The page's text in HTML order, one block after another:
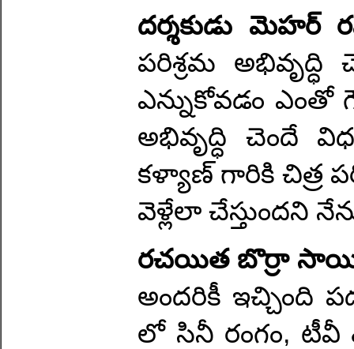
దర్శకుడు మెహర్
పరిశ్రమ అభివృద్ధి
ఎన్నుకోవడం ఎంతో
అభివృద్ధి చెందే
కళ్యాణ్ గారికి చిత్ర
వెళ్లేలా చేస్తుందని
రచయిత బొర్రా
అందరికీ ఇచ్చింది
లో సినీ రంగం, టీవీ